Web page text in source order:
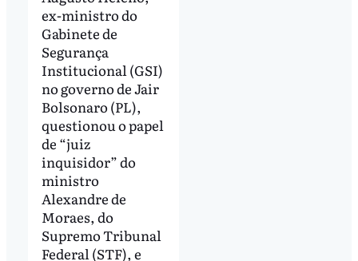
ex-ministro do
Gabinete de
Segurança
Institucional (GSI)
no governo de Jair
Bolsonaro (PL),
questionou o papel
de “juiz
inquisidor” do
ministro
Alexandre de
Moraes, do
Supremo Tribunal
Federal (STF), e